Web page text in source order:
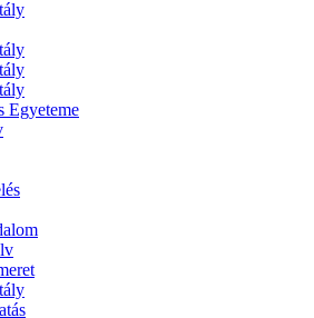
Egyeteme